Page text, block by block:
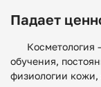
Падает
Косметология
обучения,
физиологии